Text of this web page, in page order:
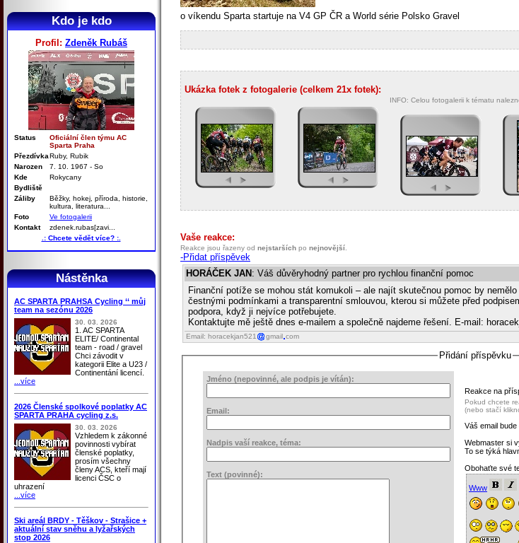
Kdo je kdo
Profil: Zdeněk Rubáš
Status
Oficiální člen týmu AC
Sparta Praha
PřezdívkaRuby, Rubik
Narozen
7. 10. 1967 - So
Kde
Rokycany
Bydliště
Záliby
Běžky, hokej, příroda, historie,
kultura, literatura...
Foto
Ve fotogalerii
Kontakt
zdenek.rubas[zavi...
.: Chcete vědět více? :.
Nástěnka
AC SPARTA PRAHSA Cycling ‘‘ můj
team na sezónu 2026
30. 03. 2026
1. AC SPARTA
ELITE/ Continental
team - road / gravel
Chci závodit v
kategorii Elite a U23 /
Continentání licencí.
...více
2026 Členské spolkové poplatky AC
SPARTA PRAHA cycling z.s.
30. 03. 2026
Vzhledem k zákonné
povinnosti vybírat
členské poplatky,
prosím všechny
členy ACS, kteří mají
licenci ČSC o
uhrazení
...více
Ski areál BRDY - Těškov - Strašice +
aktuální stav sněhu a lyžařských
stop 2026
o víkendu Sparta startuje na V4 GP ČR a World série Polsko Gravel
Ukázka fotek z fotogalerie (celkem 21x fotek):
INFO: Celou fotogalerii k tématu
Vaše reakce:
Reakce jsou řazeny od nejstarších po nejnovější.
-Přidat příspěvek
HORÁČEK JAN : Váš důvěryhodný partner pro rychlou finanční pomoc
Finanční potíže se mohou stát komukoli – ale najít skutečnou pomoc by
čestnými podmínkami a transparentní smlouvou, kterou si můžete před
podpora, když ji nejvíce potřebujete.
Kontaktujte mě ještě dnes e-mailem a společně najdeme řešení. E-mail:
Email: horacekjan521 gmail com
Přidání příspěvku
Jméno (nepovinné, ale podpis je vítán):
Email:
Nadpis vaší reakce, téma:
Text (povinné):
Reakce na
Pokud chcete
(nebo stačí
Váš email
Webmaster si
To se týká
Obohaťte své
Www